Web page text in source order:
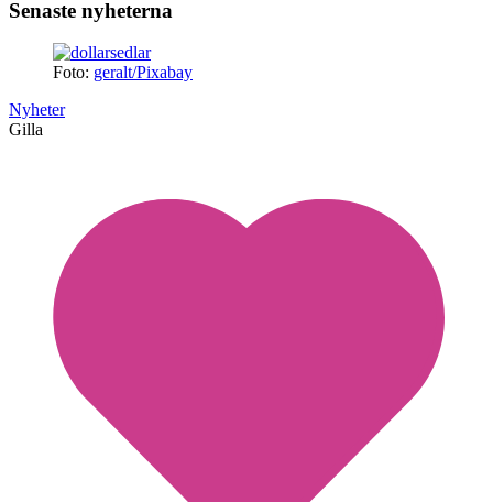
Senaste nyheterna
Foto: geralt/Pixabay
Nyheter
Gilla